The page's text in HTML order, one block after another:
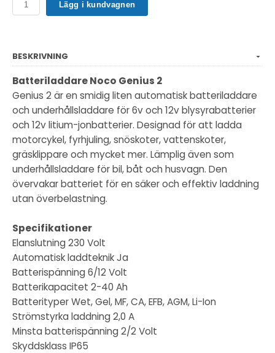
Lägg i kundvagnen
BESKRIVNING
Batteriladdare Noco Genius 2
Genius 2 är en smidig liten automatisk batteriladdare
och underhållsladdare för 6v och 12v blysyrabatterier
och 12v litium-jonbatterier. Designad för att ladda
motorcykel, fyrhjuling, snöskoter, vattenskoter,
gräsklippare och mycket mer. Lämplig även som
underhållsladdare för bil, båt och husvagn. Den
övervakar batteriet för en säker och effektiv laddning
utan överbelastning.
Specifikationer
Elanslutning 230 Volt
Automatisk laddteknik Ja
Batterispänning 6/12 Volt
Batterikapacitet 2-40 Ah
Batterityper Wet, Gel, MF, CA, EFB, AGM, Li-Ion
Strömstyrka laddning 2,0 A
Minsta batterispänning 2/2 Volt
Skyddsklass IP65